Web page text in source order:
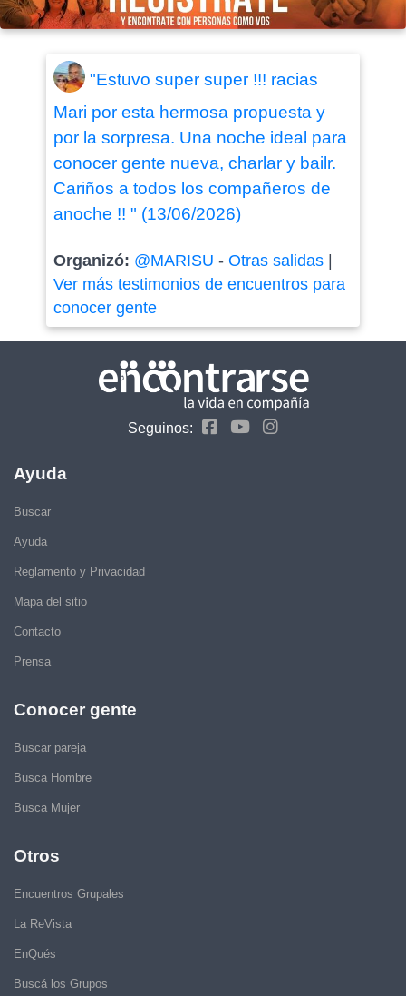
"Estuvo super super !!! racias
Mari por esta hermosa propuesta y
por la sorpresa. Una noche ideal para
conocer gente nueva, charlar y bailr.
Cariños a todos los compañeros de
anoche !! " (13/06/2026)
Organizó: @MARISU - Otras salidas|
Ver más testimonios de encuentros para
conocer gente
Seguinos:
Ayuda
Buscar
Ayuda
Reglamento y Privacidad
Mapa del sitio
Contacto
Prensa
Conocer gente
Buscar pareja
Busca Hombre
Busca Mujer
Otros
Encuentros Grupales
La ReVista
EnQués
Buscá los Grupos